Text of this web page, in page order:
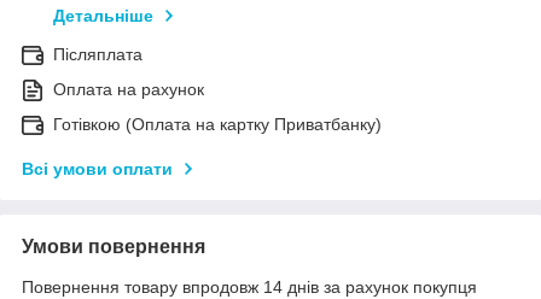
Детальніше
Післяплата
Оплата на рахунок
Готівкою (Оплата на картку Приватбанку)
Всі умови оплати
Умови повернення
Повернення товару впродовж 14 днів за рахунок покупця